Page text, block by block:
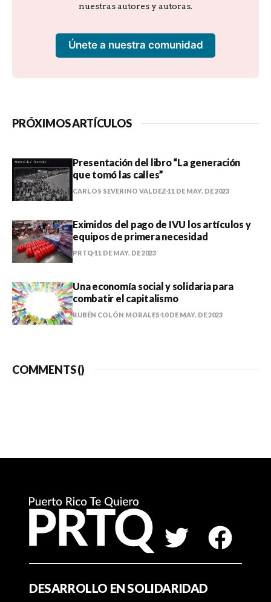
nuestras autores y autoras.
Únete a nuestra comunidad
PRÓXIMOS ARTÍCULOS
Presentación del libro “La generación
que tomó las calles”
CARLOS SEVERINO VALDEZ 11 DE MAY. DE 2023
Eximidos del pago de IVU los artículos y
equipos de primera necesidad
PRTQ 11 DE MAY. DE 2023
Una economía social y solidaria para
combatir el capitalismo
RUBÉN COLÓN MORALES 10 DE MAY. DE 2023
COMMENTS ()
DESARROLLO EN SOLIDARIDAD